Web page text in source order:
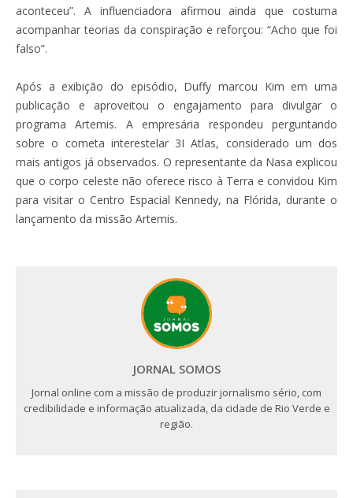
aconteceu”. A influenciadora afirmou ainda que costuma
acompanhar teorias da conspiração e reforçou: “Acho que foi
falso”.
Após a exibição do episódio, Duffy marcou Kim em uma
publicação e aproveitou o engajamento para divulgar o
programa Artemis. A empresária respondeu perguntando
sobre o cometa interestelar 3I Atlas, considerado um dos
mais antigos já observados. O representante da Nasa explicou
que o corpo celeste não oferece risco à Terra e convidou Kim
para visitar o Centro Espacial Kennedy, na Flórida, durante o
lançamento da missão Artemis.
JORNAL SOMOS
Jornal online com a missão de produzir jornalismo sério, com
credibilidade e informação atualizada, da cidade de Rio Verde e
região.